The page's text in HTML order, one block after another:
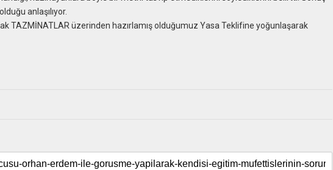
anlaşılıyor.
TAZMİNATLAR üzerinden hazırlamış olduğumuz Yasa Teklifine yoğunlaşarak